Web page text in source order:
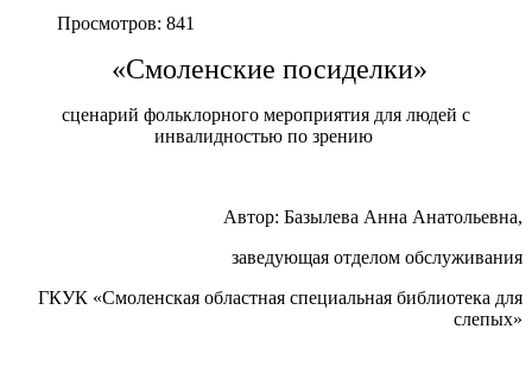
Просмотров: 841
«Смоленские посиделки»
сценарий фольклорного мероприятия для людей с
инвалидностью по зрению
Автор: Базылева Анна Анатольевна,
заведующая отделом обслуживания
ГКУК «Смоленская областная специальная библиотека для
слепых»